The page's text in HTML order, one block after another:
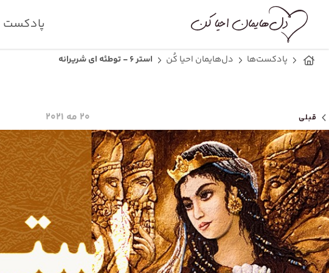
پادکست
پادکست‌ها دل‌هایمان احیا کُن استر ۶ - توطئه ای شریرانه
قبلی ۲۰ مه ۲۰۲۱